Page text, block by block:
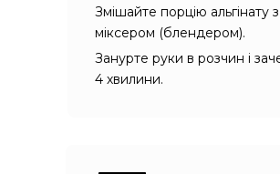
Змішайте порцію альгінату
міксером (блендером).
Занурте руки в розчин і
4 хвилини.